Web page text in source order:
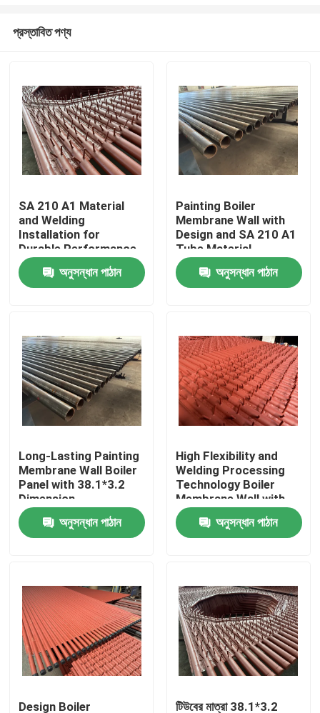
পণ্য
আমাদের সম্পর্কে
গুণমান নিয়ন্ত্রণ
আমাদের সাথে যোগাযোগ
বয়লার ঝিল্লি দেয়াল
বয়লার স্ট্যাক ইকোনমিজার
বয়লার ফিন টিউব
প্রস্তাবিত পণ্য
SA 210 A1 Material
and Welding
Installation for
Durable Performance
of Boiler Tubular
Membrane Wall
অনুসন্ধান পাঠান
Painting Boiler
Membrane Wall with
Design and SA 210 A1
Tube Material
অনুসন্ধান পাঠান
Long-Lasting Painting
Membrane Wall Boiler
Panel with 38.1*3.2
Dimension
অনুসন্ধান পাঠান
High Flexibility and
Welding Processing
Technology Boiler
Membrane Wall with
Painting
অনুসন্ধান পাঠান
Design Boiler টিউবের মাত্রা 38.1*3.2